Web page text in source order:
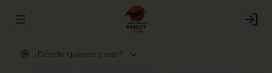
Abrir menu de navegación Login
¿Dónde quieres pedir?